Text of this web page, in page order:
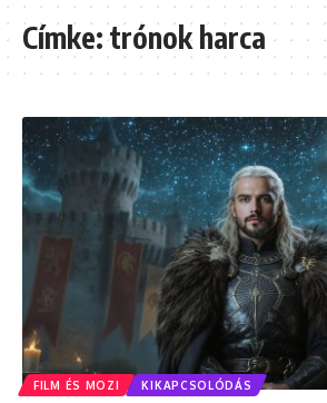
Címke:trónok harca
FILM ÉS MOZI KIKAPCSOLÓDÁS